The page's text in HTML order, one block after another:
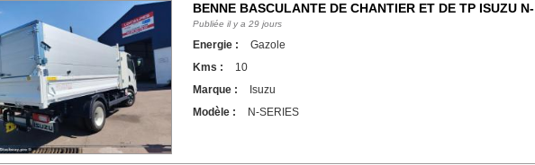
BENNE BASCULANTE DE CHANTIER ET DE TP ISUZU N-
SERIES
Publiée il y a 29 jours
Energie :
Gazole
Kms :
10
Marque :
Isuzu
Modèle :
N-SERIES